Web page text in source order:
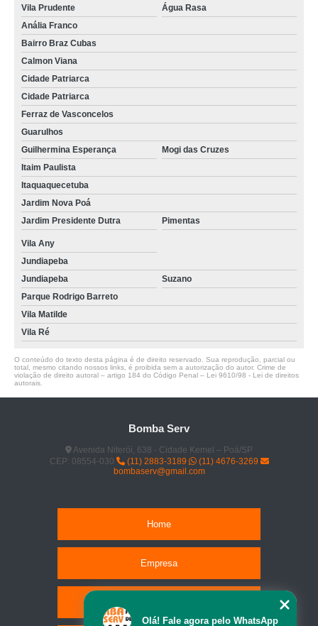
Vila Prudente
Água Rasa
Anália Franco
Bairro Braz Cubas
Calmon Viana
Cidade Patriarca
Cidade Patriarca
Ferraz de Vasconcelos
Guarulhos
Guilhermina Esperança
Mogi das Cruzes
Itaim Paulista
Itaquaquecetuba
Jardim Nova Poá
Jardim Presidente Dutra
Pimentas
Vila Any
Jundiapeba
Jundiapeba
Suzano
Parque Rodrigo Barreto
Vila Matilde
Vila Ré
O conteúdo do texto desta página é de direito reservado. Sua reprodução, parcial ou
total, mesmo citando nossos links, é proibida sem a autorização do autor. Crime de
violação de direito autoral – artigo 184 do Código Penal – Lei 9610/98 - Lei de direitos
autorais
Bomba Serv
Avenida Niterói, 638 - Cidade Kemel – Poá/SP
CEP: 08554-030
(11) 2883-3189
(11) 4676-3269
bombaserv@gmail.com
Home
Empresa
Olá! Fale agora pelo WhatsApp